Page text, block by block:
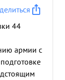
44
армии с